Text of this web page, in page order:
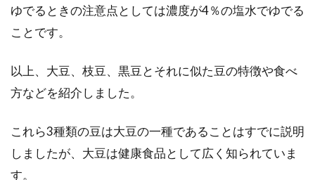
ゆでるときの注意点としては濃度が4％の塩水でゆでる
ことです。
以上、大豆、枝豆、黒豆とそれに似た豆の特徴や食べ
方などを紹介しました。
これら3種類の豆は大豆の一種であることはすでに説明
しましたが、大豆は健康食品として広く知られていま
す。